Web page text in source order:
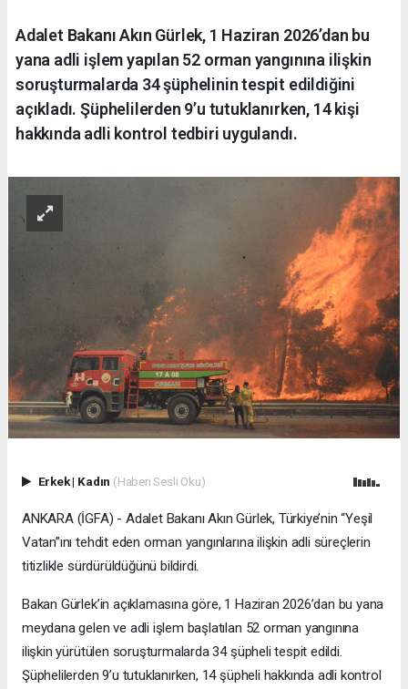
Adalet Bakanı Akın Gürlek, 1 Haziran 2026’dan bu
yana adli işlem yapılan 52 orman yangınına ilişkin
soruşturmalarda 34 şüphelinin tespit edildiğini
açıkladı. Şüphelilerden 9’u tutuklanırken, 14 kişi
hakkında adli kontrol tedbiri uygulandı.
Erkek| Kadın (Haberi Sesli Oku)
ANKARA (İGFA) - Adalet Bakanı Akın Gürlek, Türkiye’nin “Yeşil
Vatan”ını tehdit eden orman yangınlarına ilişkin adli süreçlerin
titizlikle sürdürüldüğünü bildirdi.
Bakan Gürlek’in açıklamasına göre, 1 Haziran 2026’dan bu yana
meydana gelen ve adli işlem başlatılan 52 orman yangınına
ilişkin yürütülen soruşturmalarda 34 şüpheli tespit edildi.
Şüphelilerden 9’u tutuklanırken, 14 şüpheli hakkında adli kontrol